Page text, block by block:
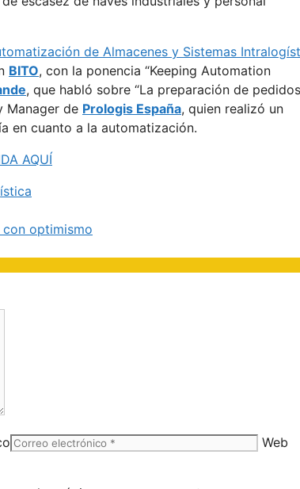
de Almacenes y Sistemas
BITO, con la ponencia “Keeping Automation
, que habló sobre “La preparación de
Manager de Prologis España, quien realizó un
en cuanto a la automatización.
AQUÍ
optimismo
Web